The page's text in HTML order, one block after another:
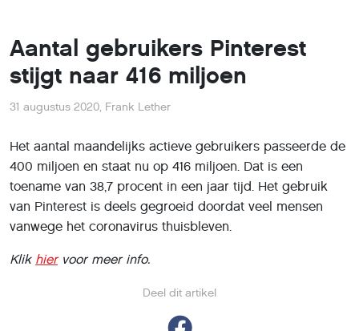
Aantal gebruikers Pinterest
stijgt naar 416 miljoen
Deel dit artikel
31 augustus 2020, Frank Lether
Het aantal maandelijks actieve gebruikers passeerde de
400 miljoen en staat nu op 416 miljoen. Dat is een
toename van 38,7 procent in een jaar tijd. Het gebruik
van Pinterest is deels gegroeid doordat veel mensen
vanwege het coronavirus thuisbleven.
Klik hiervoor meer info.